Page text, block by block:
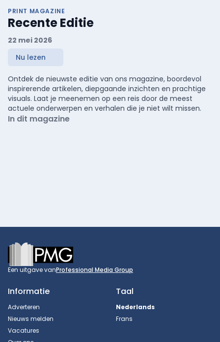
PRINT MAGAZINE
Recente Editie
22 mei 2026
Nu lezen
Ontdek de nieuwste editie van ons magazine, boordevol
inspirerende artikelen, diepgaande inzichten en prachtige
visuals. Laat je meenemen op een reis door de meest
actuele onderwerpen en verhalen die je niet wilt missen.
In dit magazine
Footer
Een uitgave vanProfessional Media Group
Informatie
Adverteren
Nieuws melden
Vacatures
Taal
Nederlands
Frans